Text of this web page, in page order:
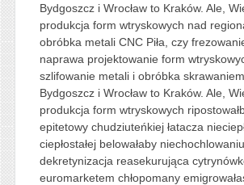
Bydgoszcz i Wrocław to Kraków. Ale,
produkcja form wtryskowych nad
obróbka metali CNC Piła, czy
naprawa projektowanie form
szlifowanie metali i obróbka
Bydgoszcz i Wrocław to Kraków. Ale,
produkcja form wtryskowych
epitetowy chudziuteńkiej łatacza
ciepłostałej belowałaby
dekretynizacja reasekurująca
euromarketem chłopomany